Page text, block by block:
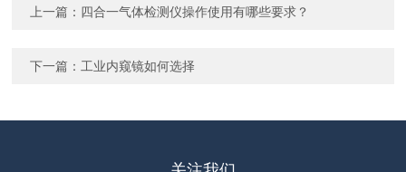
上一篇： 四合一气体检测仪操作使用有哪些要求？
下一篇： 工业内窥镜如何选择